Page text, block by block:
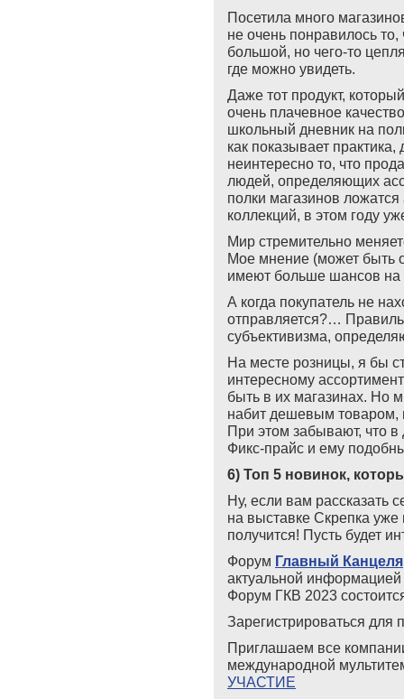
Посетила много
не очень понравилось
большой, но чего-то
где можно увидеть.
Даже тот продукт,
очень плачевное
школьный дневник на
как показывает
неинтересно то, что
людей, определяющих
полки магазинов
коллекций, в этом году
Мир стремительно
Мое мнение (может быть
имеют больше шансов на
А когда покупатель не
отправляется?…
субъективизма,
На месте розницы, я бы
интересному
быть в их магазинах. Но
набит дешевым товаром,
При этом забывают, что
Фикс-прайс и ему
6) Топ 5 новинок,
Ну, если вам рассказать
на выставке Скрепка
получится! Пусть будет
Форум Главный
актуальной
Форум ГКВ 2023
Зарегистрироваться
Приглашаем все
международной
УЧАСТИЕ